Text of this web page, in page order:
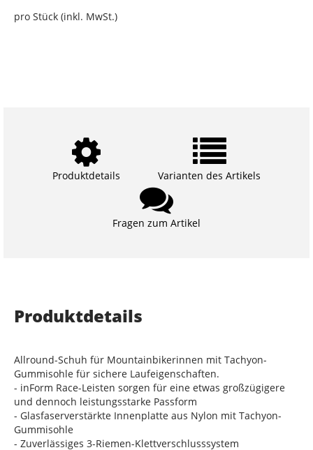
pro Stück (inkl. MwSt.)
Produktdetails Varianten des Artikels
Fragen zum Artikel
Produktdetails
Allround-Schuh für Mountainbikerinnen mit Tachyon-
Gummisohle für sichere Laufeigenschaften.
- inForm Race-Leisten sorgen für eine etwas großzügigere
und dennoch leistungsstarke Passform
- Glasfaserverstärkte Innenplatte aus Nylon mit Tachyon-
Gummisohle
- Zuverlässiges 3-Riemen-Klettverschlusssystem